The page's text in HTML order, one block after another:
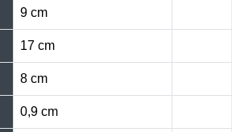
9 cm
17 cm
8 cm
0,9 cm